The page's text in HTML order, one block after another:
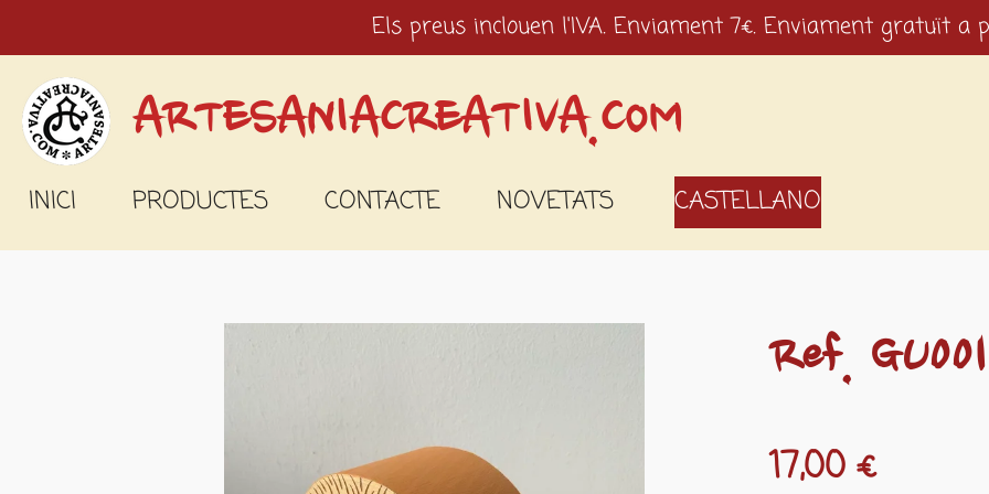
al
contenido
principal
Els preus inclouen l'IVA. Enviament 7€. Enviament gratuït a
ARTESANIACREATIVA.COM
INICI PRODUCTES CONTACTE NOVETATS CASTELLANO
Ref.
17,00 €